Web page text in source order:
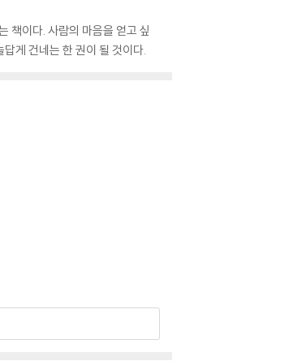
책이다. 사람의 마음을 얻고 싶
게 건네는 한 권이 될 것이다.